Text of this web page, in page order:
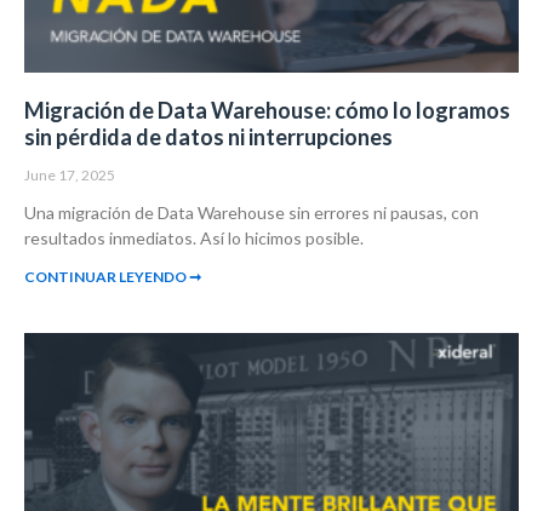
Migración de Data Warehouse: cómo lo logramos
sin pérdida de datos ni interrupciones
June 17, 2025
Una migración de Data Warehouse sin errores ni pausas, con
resultados inmediatos. Así lo hicimos posible.
CONTINUAR LEYENDO ➞